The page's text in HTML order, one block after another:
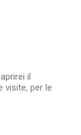
il
visite, per le